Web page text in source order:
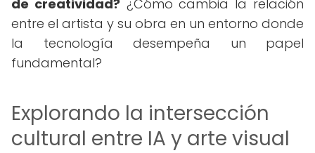
de creatividad? ¿Cómo cambia la relación
entre el artista y su obra en un entorno donde
la tecnología desempeña un papel
fundamental?
Explorando la intersección
cultural entre IA y arte visual